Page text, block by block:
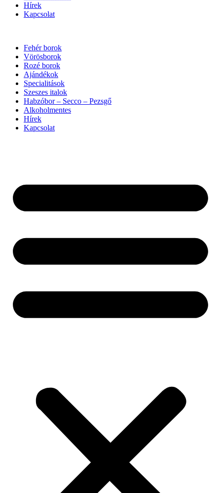
Hírek
Kapcsolat
Fehér borok
Vörösborok
Rozé borok
Ajándékok
Specialitások
Szeszes italok
Habzóbor – Secco – Pezsgő
Alkoholmentes
Hírek
Kapcsolat